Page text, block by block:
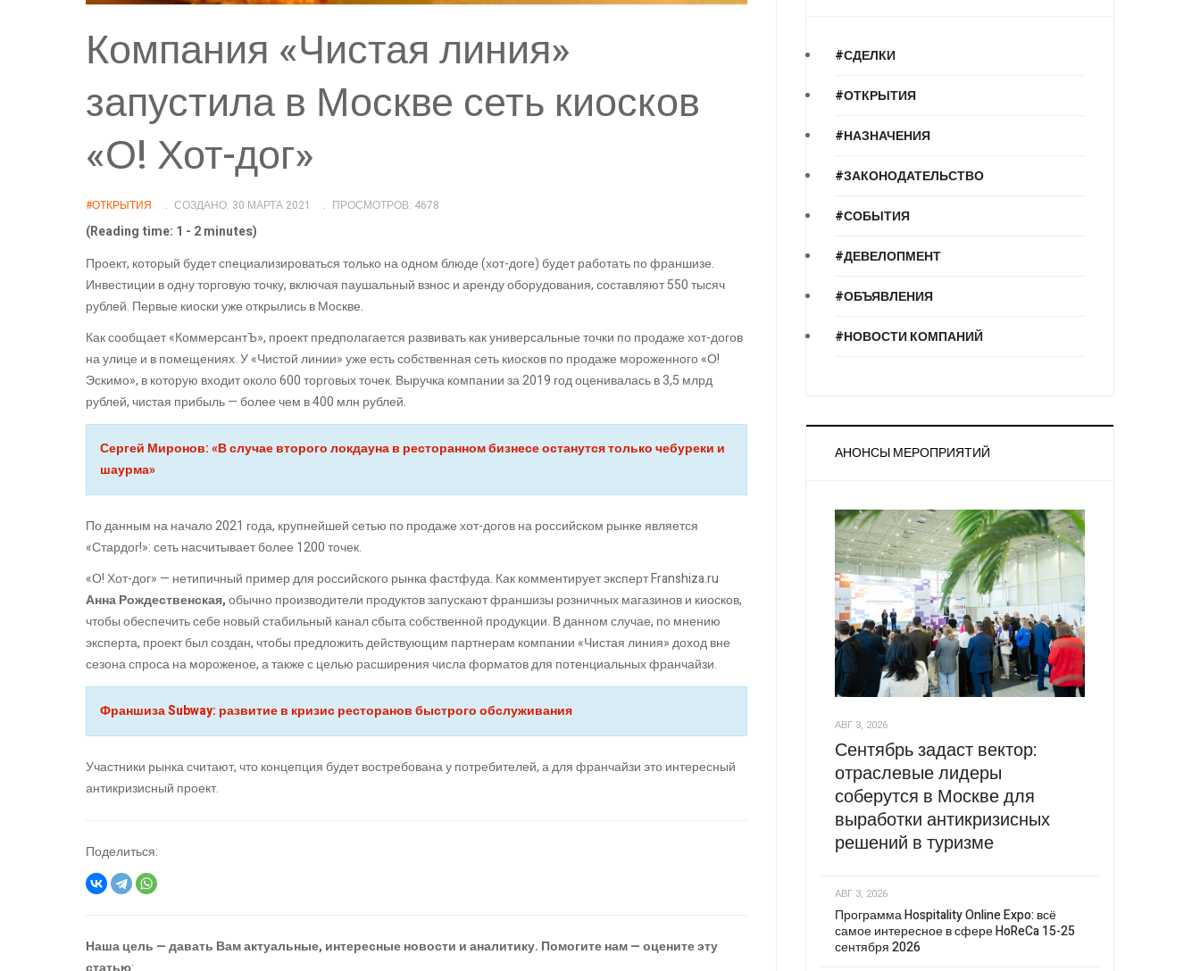
Компания «Чистая линия»
запустила в Москве сеть киосков
«О! Хот-дог»
#ОТКРЫТИЯ СОЗДАНО: 30 МАРТА 2021 ПРОСМОТРОВ: 4678
(Reading time: 1 - 2 minutes)
Проект, который будет специализироваться только на одном блюде (хот-доге) будет работать по франшизе.
Инвестиции в одну торговую точку, включая паушальный взнос и аренду оборудования, составляют 550 тысяч
рублей. Первые киоски уже открылись в Москве.
Как сообщает «КоммерсантЪ», проект предполагается развивать как универсальные точки по продаже хот-догов
на улице и в помещениях. У «Чистой линии» уже есть собственная сеть киосков по продаже мороженного «О!
Эскимо», в которую входит около 600 торговых точек. Выручка компании за 2019 год оценивалась в 3,5 млрд
рублей, чистая прибыль — более чем в 400 млн рублей.
Сергей Миронов: «В случае второго локдауна в ресторанном бизнесе останутся только чебуреки и
шаурма»
По данным на начало 2021 года, крупнейшей сетью по продаже хот-догов на российском рынке является
«Стардог!»: сеть насчитывает более 1200 точек.
«О! Хот-дог» — нетипичный пример для российского рынка фастфуда. Как комментирует эксперт Franshiza.ru
Анна Рождественская,обычно производители продуктов запускают франшизы розничных магазинов и киосков,
чтобы обеспечить себе новый стабильный канал сбыта собственной продукции. В данном случае, по мнению
эксперта, проект был создан, чтобы предложить действующим партнерам компании «Чистая линия» доход вне
сезона спроса на мороженое, а также с целью расширения числа форматов для потенциальных франчайзи.
Франшиза Subway: развитие в кризис ресторанов быстрого обслуживания
Участники рынка считают, что концепция будет востребована у потребителей, а для франчайзи это интересный
антикризисный проект.
Поделиться:
Наша цель — давать Вам актуальные, интересные новости и аналитику. Помогите нам — оцените эту
#СДЕЛКИ
#ОТКРЫТИЯ
#НАЗНАЧЕНИЯ
#ЗАКОНОДАТЕЛЬСТВО
#СОБЫТИЯ
#ДЕВЕЛОПМЕНТ
#ОБЪЯВЛЕНИЯ
#НОВОСТИ КОМПАНИЙ
АНОНСЫ МЕРОПРИЯТИЙ
АВГ 3, 2026
Сентябрь задаст вектор:
отраслевые лидеры
соберутся в Москве для
выработки антикризисных
решений в туризме
АВГ 3, 2026
Программа Hospitality Online Expo: всё
самое интересное в сфере HoReCa 15-25
сентября 2026